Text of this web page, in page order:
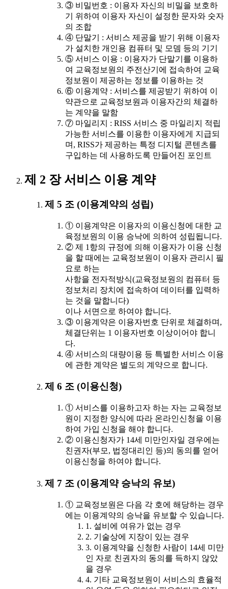
③ 비밀번호 : 이용자 자신의 비밀을 보호하
기 위하여 이용자 자신이 설정한 문자와 숫자
의 조합
④ 단말기 : 서비스 제공을 받기 위해 이용자
가 설치한 개인용 컴퓨터 및 모뎀 등의 기기
⑤ 서비스 이용 : 이용자가 단말기를 이용하
여 교육정보원의 주전산기에 접속하여 교육
정보원이 제공하는 정보를 이용하는 것
⑥ 이용계약 : 서비스를 제공받기 위하여 이
약관으로 교육정보원과 이용자간의 체결하
는 계약을 말함
⑦ 마일리지 : RISS 서비스 중 마일리지 적립
가능한 서비스를 이용한 이용자에게 지급되
며, RISS가 제공하는 특정 디지털 콘텐츠를
구입하는 데 사용하도록 만들어진 포인트
제 2 장 서비스 이용 계약
제 5 조 (이용계약의 성립)
① 이용계약은 이용자의 이용신청에 대한 교
육정보원의 이용 승낙에 의하여 성립됩니다.
② 제 1항의 규정에 의해 이용자가 이용 신청
을 할 때에는 교육정보원이 이용자 관리시 필
요로 하는
사항을 전자적방식(교육정보원의 컴퓨터 등
정보처리 장치에 접속하여 데이터를 입력하
는 것을 말합니다)
이나 서면으로 하여야 합니다.
③ 이용계약은 이용자번호 단위로 체결하며,
체결단위는 1 이용자번호 이상이어야 합니
다.
④ 서비스의 대량이용 등 특별한 서비스 이용
에 관한 계약은 별도의 계약으로 합니다.
제 6 조 (이용신청)
① 서비스를 이용하고자 하는 자는 교육정보
원이 지정한 양식에 따라 온라인신청을 이용
하여 가입 신청을 해야 합니다.
② 이용신청자가 14세 미만인자일 경우에는
친권자(부모, 법정대리인 등)의 동의를 얻어
이용신청을 하여야 합니다.
제 7 조 (이용계약 승낙의 유보)
① 교육정보원은 다음 각 호에 해당하는 경우
에는 이용계약의 승낙을 유보할 수 있습니다.
1. 설비에 여유가 없는 경우
2. 기술상에 지장이 있는 경우
3. 이용계약을 신청한 사람이 14세 미만
인 자로 친권자의 동의를 득하지 않았
을 경우
4. 기타 교육정보원이 서비스의 효율적